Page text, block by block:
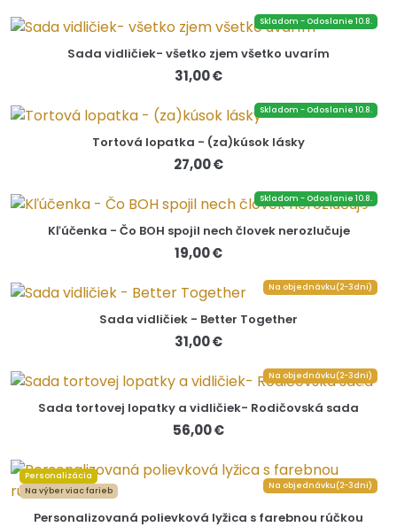
Skladom - Odoslanie 10.8.
Sada vidličiek- všetko zjem všetko uvarím
31,00 €
Skladom - Odoslanie 10.8.
Tortová lopatka - (za)kúsok lásky
27,00 €
Skladom - Odoslanie 10.8.
Kľúčenka - Čo BOH spojil nech človek nerozlučuje
19,00 €
Na objednávku(2-3dni)
Sada vidličiek - Better Together
31,00 €
Na objednávku(2-3dni)
Sada tortovej lopatky a vidličiek- Rodičovská sada
56,00 €
Personalizácia
Na výber viac farieb
Na objednávku(2-3dni)
Personalizovaná polievková lyžica s farebnou rúčkou